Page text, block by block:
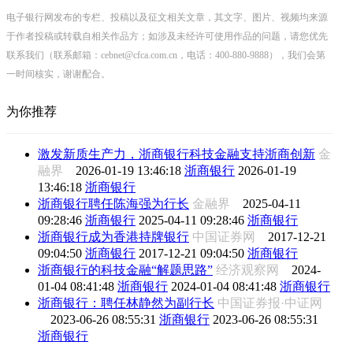
电子银行网发布的专栏、投稿以及征文相关文章，其文字、图片、视频均来源
于作者投稿或转载自相关作品方；如涉及未经许可使用作品的问题，请您优先
联系我们（联系邮箱：cebnet@cfca.com.cn，电话：400-880-9888），我们会第
一时间核实，谢谢配合。
为你推荐
激发新质生产力，浙商银行科技金融支持浙商创新 金
融界 2026-01-19 13:46:18 浙商银行 2026-01-19
13:46:18 浙商银行
浙商银行聘任陈海强为行长 金融界 2025-04-11
09:28:46 浙商银行 2025-04-11 09:28:46 浙商银行
浙商银行成为香港持牌银行 中国证券网 2017-12-21
09:04:50 浙商银行 2017-12-21 09:04:50 浙商银行
浙商银行的科技金融“解题思路” 经济观察网 2024-
01-04 08:41:48 浙商银行 2024-01-04 08:41:48 浙商银行
浙商银行：聘任林静然为副行长 中国证券报·中证网
2023-06-26 08:55:31 浙商银行 2023-06-26 08:55:31
浙商银行